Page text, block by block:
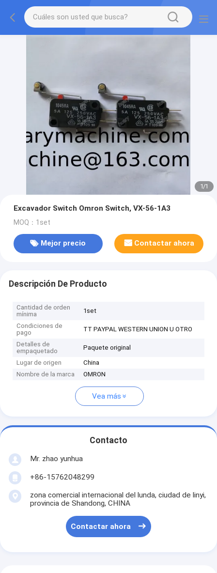
1/1
Excavador Switch Omron Switch, VX-56-1A3
MOQ：1set
Mejor precio Contactar ahora
Descripción De Producto
Cantidad de orden
mínima
1set
Condiciones de
pago
TT PAYPAL WESTERN UNION U OTRO
Detalles de
empaquetado
Paquete original
Lugar de origen
China
Nombre de la marca
OMRON
Vea más
Contacto
Mr. zhao yunhua
+86-15762048299
zona comercial internacional del lunda, ciudad de linyi,
provincia de Shandong, CHINA
Contactar ahora